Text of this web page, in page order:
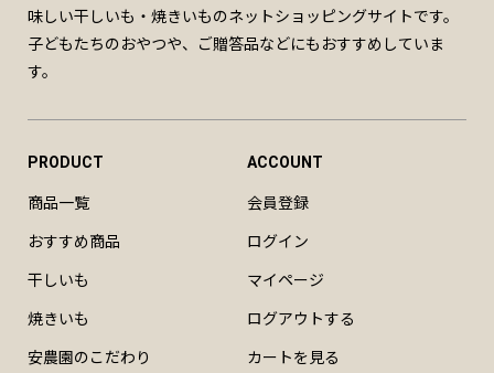
味しい干しいも・焼きいものネットショッピングサイトです。
子どもたちのおやつや、ご贈答品などにもおすすめしていま
す。
PRODUCT
商品一覧
おすすめ商品
干しいも
焼きいも
安農園のこだわり
ACCOUNT
会員登録
ログイン
マイページ
ログアウトする
カートを見る